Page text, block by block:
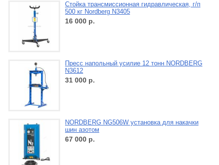
Cтойка трансмиссионная гидравлическая, г/п
500 кг Nordberg N3405
16 000 р.
Пресс напольный усилие 12 тонн NORDBERG
N3612
31 000 р.
NORDBERG NG506W установка для накачки
шин азотом
67 000 р.